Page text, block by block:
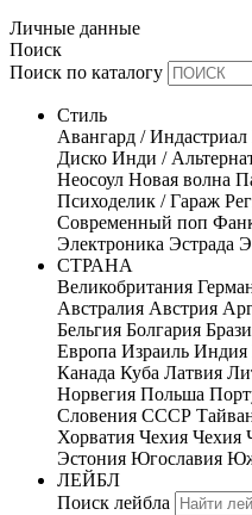
Личные данные
Поиск
Поиск по каталогу
Стиль
Авангард / Индастриал
Диско Инди /
Неосоул Новая волна
Психоделик / Гараж
Современный поп
Электроника Эстрада
СТРАНА
Великобритания
Австралия Австрия
Бельгия Болгария
Европа Израиль Индия
Канада Куба Латвия
Норвегия Польша
Словения СССР
Хорватия Чехия Чехия
Эстония Югославия
ЛЕЙБЛ
Поиск лейбла